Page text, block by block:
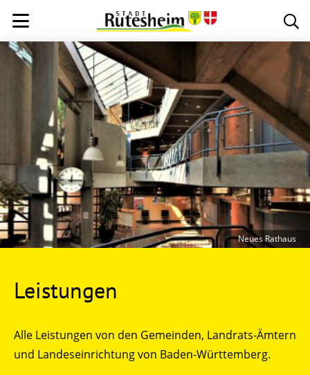
Leistungen
Alle Leistungen von den Gemeinden, Landrats-Ämtern
und Landeseinrichtung von Baden-Württemberg.
Neues Rathaus